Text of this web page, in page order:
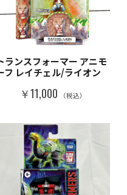
ランスフォーマー アニモ
フ レイチェル/ライオン
￥11,000 （税込）